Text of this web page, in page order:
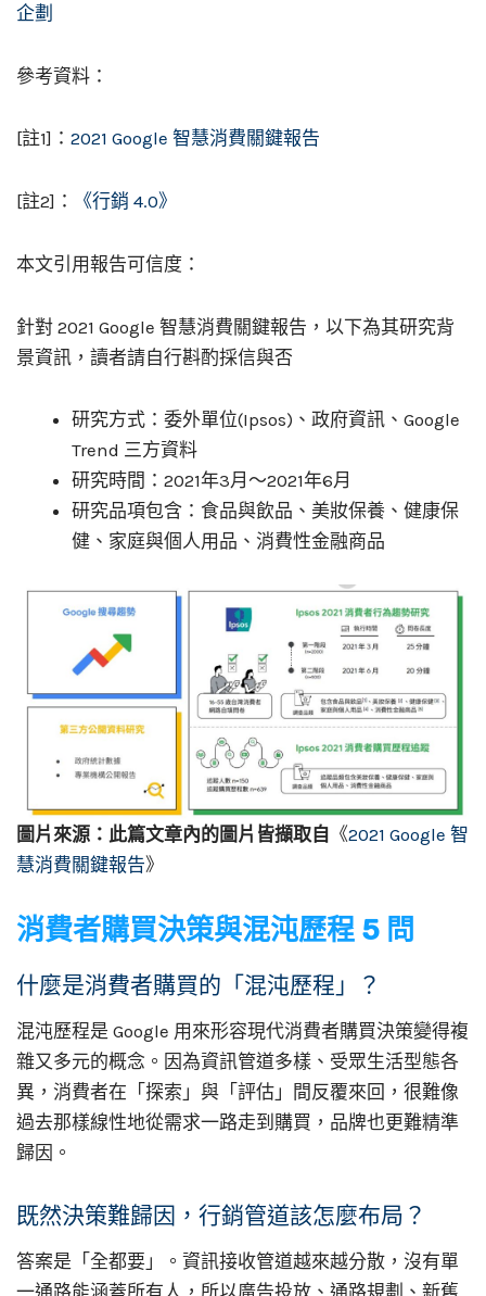
企劃
參考資料：
[註1]： 2021 Google 智慧消費關鍵報告
[註2]： 《行銷 4.0》
本文引用報告可信度：
針對 2021 Google 智慧消費關鍵報告，以下為其研究背
景資訊，讀者請自行斟酌採信與否
研究方式：委外單位(Ipsos)、政府資訊、Google
Trend 三方資料
研究時間：2021年3月～2021年6月
研究品項包含：食品與飲品、美妝保養、健康保
健、家庭與個人用品、消費性金融商品
圖片來源：此篇文章內的圖片皆擷取自 《2021 Google 智
慧消費關鍵報告》
消費者購買決策與混沌歷程 5 問
什麼是消費者購買的「混沌歷程」？
混沌歷程是 Google 用來形容現代消費者購買決策變得複
雜又多元的概念。因為資訊管道多樣、受眾生活型態各
異，消費者在「探索」與「評估」間反覆來回，很難像
過去那樣線性地從需求一路走到購買，品牌也更難精準
歸因。
既然決策難歸因，行銷管道該怎麼布局？
答案是「全都要」。資訊接收管道越來越分散，沒有單
一通路能涵蓋所有人，所以廣告投放、通路規劃、新舊